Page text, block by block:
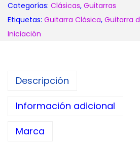
Categorías: Clásicas, Guitarras
Etiquetas: Guitarra Clásica, Guitarra
Iniciación
Descripción
Información adicional
Marca